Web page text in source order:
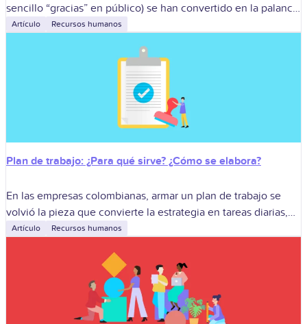
sencillo “gracias” en público) se han convertido en la palanca
favorita de las empresas colombianas que quieren disparar la
Artículo Recursos humanos
Plan de trabajo: ¿Para qué sirve? ¿Cómo se elabora?
En las empresas colombianas, armar un plan de trabajo se
volvió la pieza que convierte la estrategia en tareas diarias,
conecta a equipos dispersos y deja claros los resultados que
Artículo Recursos humanos